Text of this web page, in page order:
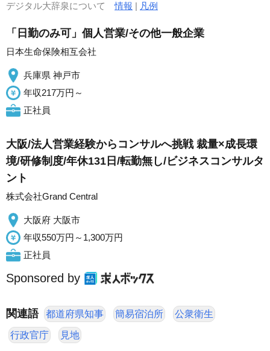
デジタル大辞泉について情報 | 凡例
「日勤のみ可」個人営業/その他一般企業
日本生命保険相互会社
兵庫県 神戸市
年収217万円～
正社員
大阪/法人営業経験からコンサルへ挑戦 裁量×成長環
境/研修制度/年休131日/転勤無し/ビジネスコンサルタ
ント
株式会社Grand Central
大阪府 大阪市
年収550万円～1,300万円
正社員
Sponsored by
関連語 都道府県知事 簡易宿泊所 公衆衛生
行政官庁 見地